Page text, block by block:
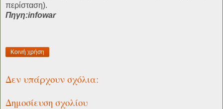
περίσταση).
Πηγη:infowar
Κοινή χρήση
Δεν υπάρχουν σχόλια:
Δημοσίευση σχολίου